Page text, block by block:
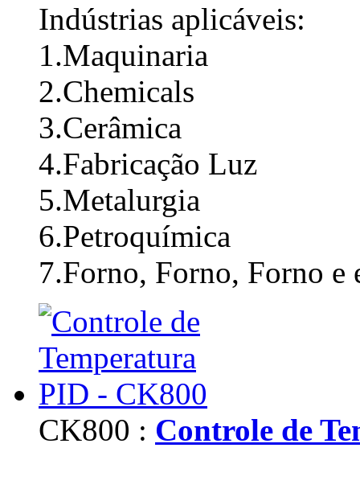
Indústrias aplicáveis:
1.Maquinaria
2.Chemicals
3.Cerâmica
4.Fabricação Luz
5.Metalurgia
6.Petroquímica
7.Forno, Forno, Forno e
CK800 : Controle de